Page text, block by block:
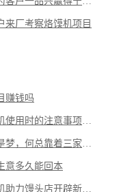
来厂考察烙馍机项目
赚钱吗
全自动烩面机使用时的注意事项有哪些
年入百万不是梦，何总靠着三家烙馍批发门店实现致富梦
意多久能回本
全自动烙馍机助力馒头店开辟新思路